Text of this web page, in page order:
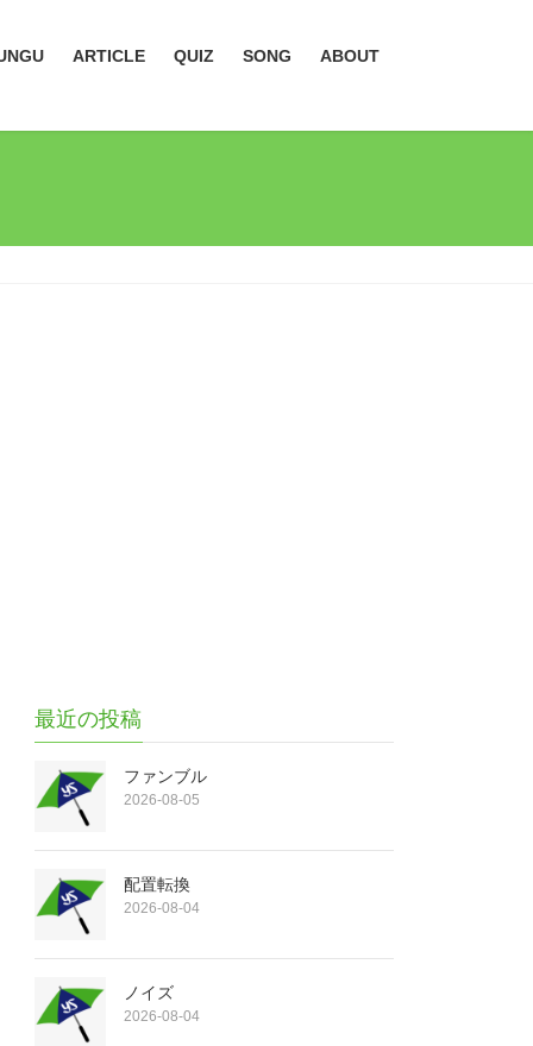
ARTICLE QUIZ SONG ABOUT
最近の投稿
ファンブル
2026-08-05
配置転換
2026-08-04
ノイズ
2026-08-04